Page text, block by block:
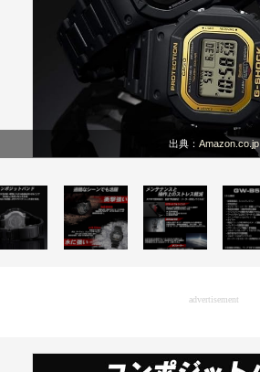
出典： Amazon.co.jp
advertisement